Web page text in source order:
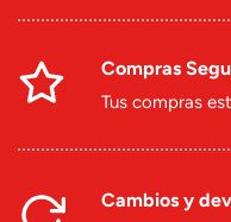
Compras
Tus compras
Cambios y